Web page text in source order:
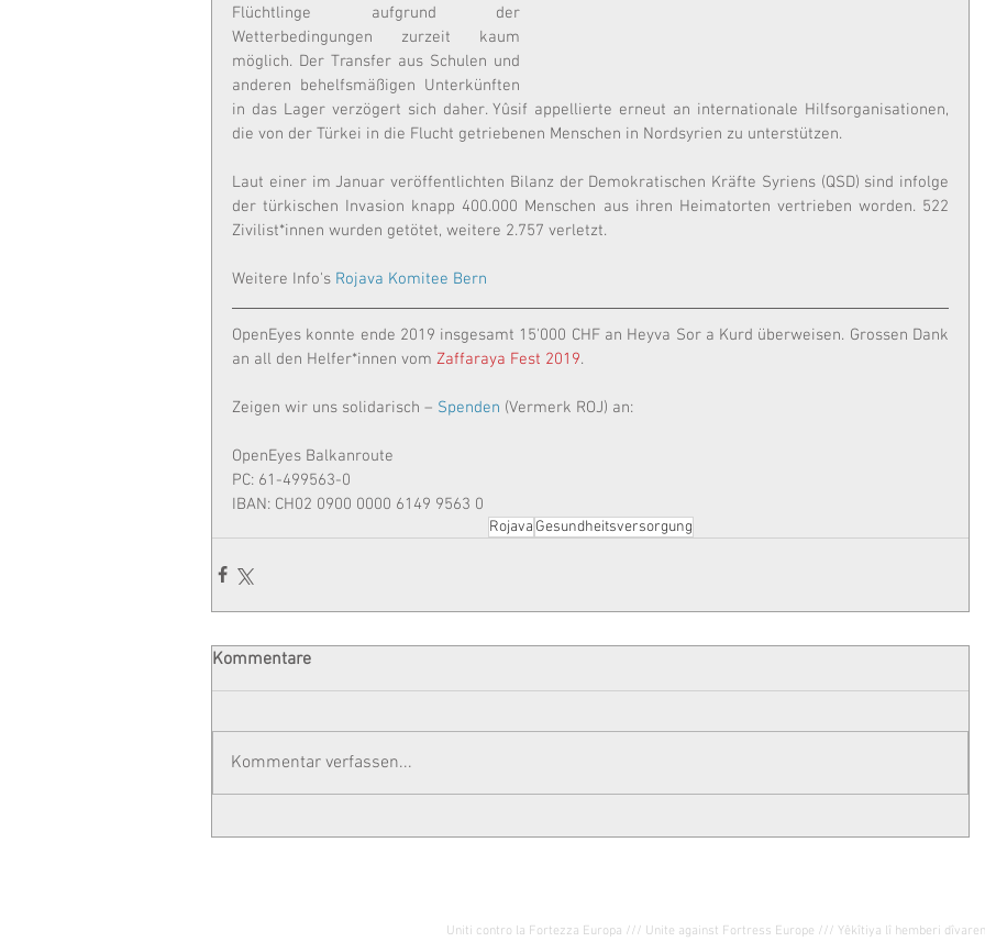
Flüchtlinge aufgrund der
Wetterbedingungen zurzeit kaum
möglich. Der Transfer aus Schulen und
anderen behelfsmäßigen Unterkünften
in das Lager verzögert sich daher. Yûsif appellierte erneut an internationale Hilfsorganisationen,
die von der Türkei in die Flucht getriebenen Menschen in Nordsyrien zu unterstützen.
Laut einer im Januar veröffentlichten Bilanz der Demokratischen Kräfte Syriens (QSD) sind infolge
der türkischen Invasion knapp 400.000 Menschen aus ihren Heimatorten vertrieben worden. 522
Zivilist*innen wurden getötet, weitere 2.757 verletzt.
Weitere Info's Rojava Komitee Bern
OpenEyes konnte ende 2019 insgesamt 15'000 CHF an Heyva Sor a Kurd überweisen. Grossen Dank
an all den Helfer*innen vom Zaffaraya Fest 2019.
Zeigen wir uns solidarisch – Spenden (Vermerk ROJ) an:
OpenEyes Balkanroute
PC: 61-499563-0
IBAN: CH02 0900 0000 6149 9563 0
Rojava Gesundheitsversorgung
Kommentare
Kommentar verfassen...
Uniti contro la Fortezza Europa /// Unite against Fortress Europe /// Yêkîtiya lî hemberi